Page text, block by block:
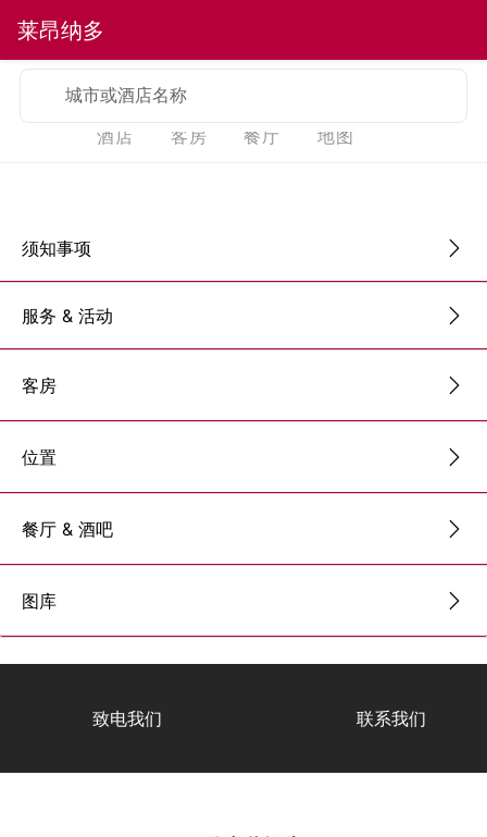
莱昂纳多
城市或酒店名称
酒店 客房 餐厅 地图
须知事项
服务 & 活动
客房
位置
餐厅 & 酒吧
图库
致电我们 联系我们